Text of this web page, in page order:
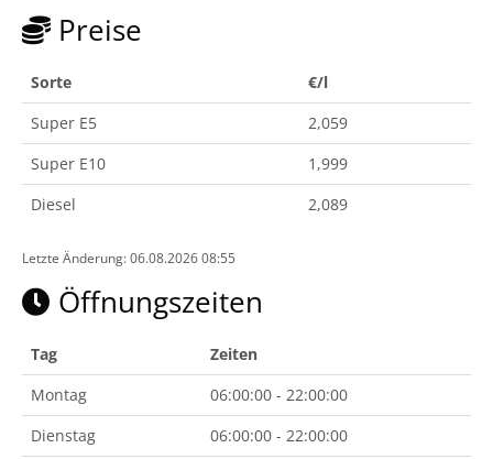
Preise
Sorte
€/l
Super E5
2,059
Super E10
1,999
Diesel
2,089
Letzte Änderung: 06.08.2026 08:55
Öffnungszeiten
Tag
Zeiten
Montag
06:00:00 - 22:00:00
Dienstag
06:00:00 - 22:00:00